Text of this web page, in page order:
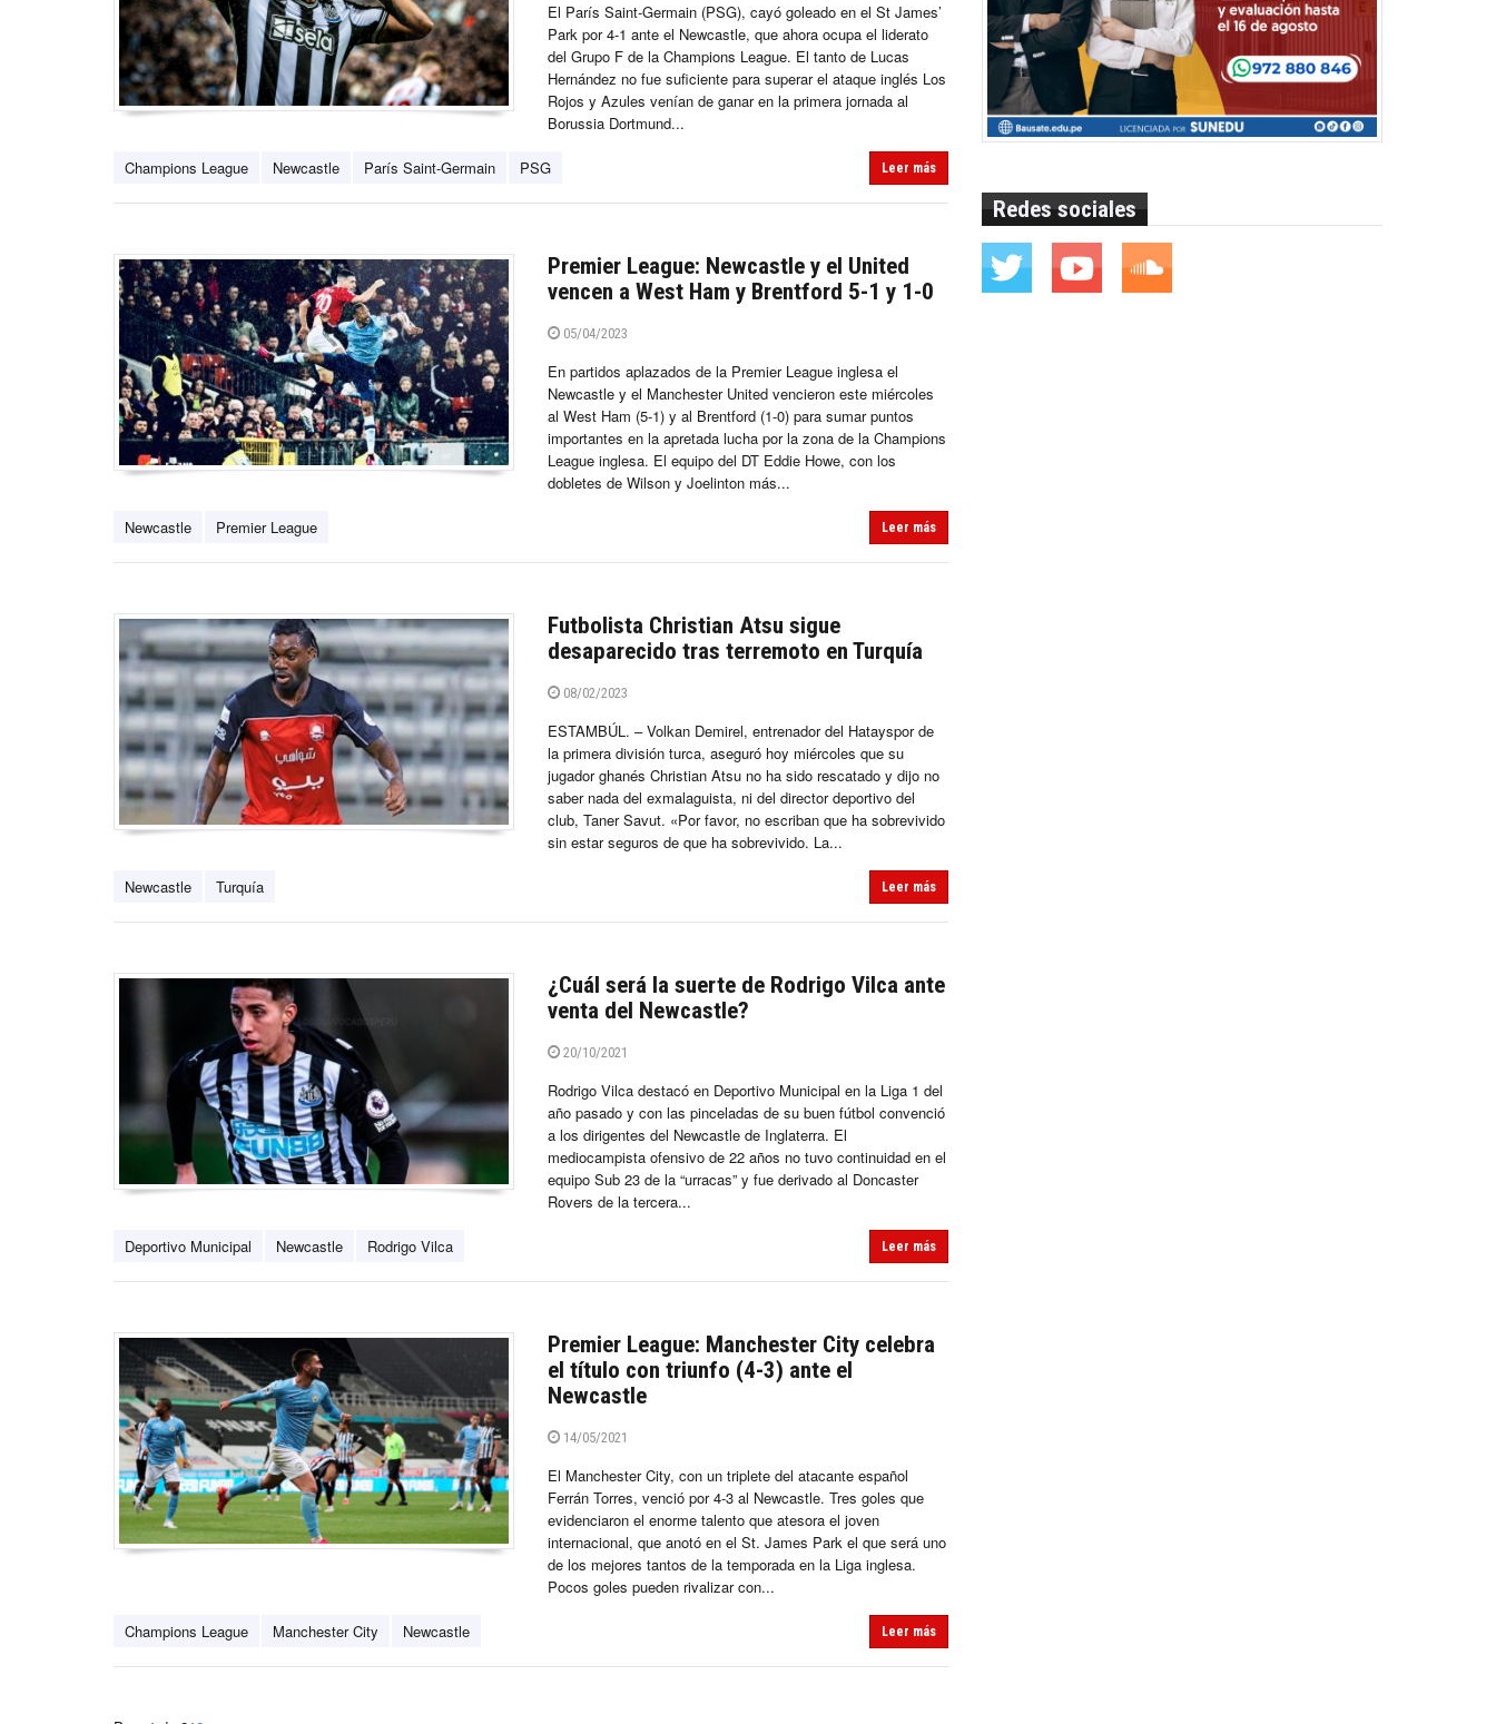
El París Saint-Germain (PSG), cayó goleado en el St James’
Park por 4-1 ante el Newcastle, que ahora ocupa el liderato
del Grupo F de la Champions League. El tanto de Lucas
Hernández no fue suficiente para superar el ataque inglés Los
Rojos y Azules venían de ganar en la primera jornada al
Borussia Dortmund...
Champions League Newcastle París Saint-Germain PSG Leer más
Premier League: Newcastle y el United
vencen a West Ham y Brentford 5-1 y 1-0
05/04/2023
En partidos aplazados de la Premier League inglesa el
Newcastle y el Manchester United vencieron este miércoles
al West Ham (5-1) y al Brentford (1-0) para sumar puntos
importantes en la apretada lucha por la zona de la Champions
League inglesa. El equipo del DT Eddie Howe, con los
dobletes de Wilson y Joelinton más...
Newcastle Premier League Leer más
Futbolista Christian Atsu sigue
desaparecido tras terremoto en Turquía
08/02/2023
ESTAMBÚL. – Volkan Demirel, entrenador del Hatayspor de
la primera división turca, aseguró hoy miércoles que su
jugador ghanés Christian Atsu no ha sido rescatado y dijo no
saber nada del exmalaguista, ni del director deportivo del
club, Taner Savut. «Por favor, no escriban que ha sobrevivido
sin estar seguros de que ha sobrevivido. La...
Newcastle Turquía Leer más
¿Cuál será la suerte de Rodrigo Vilca ante
venta del Newcastle?
20/10/2021
Rodrigo Vilca destacó en Deportivo Municipal en la Liga 1 del
año pasado y con las pinceladas de su buen fútbol convenció
a los dirigentes del Newcastle de Inglaterra. El
mediocampista ofensivo de 22 años no tuvo continuidad en el
equipo Sub 23 de la “urracas” y fue derivado al Doncaster
Rovers de la tercera...
Deportivo Municipal Newcastle Rodrigo Vilca Leer más
Premier League: Manchester City celebra
el título con triunfo (4-3) ante el
Newcastle
14/05/2021
El Manchester City, con un triplete del atacante español
Ferrán Torres, venció por 4-3 al Newcastle. Tres goles que
evidenciaron el enorme talento que atesora el joven
internacional, que anotó en el St. James Park el que será uno
de los mejores tantos de la temporada en la Liga inglesa.
Pocos goles pueden rivalizar con...
Champions League Manchester City Newcastle Leer más
Redes sociales